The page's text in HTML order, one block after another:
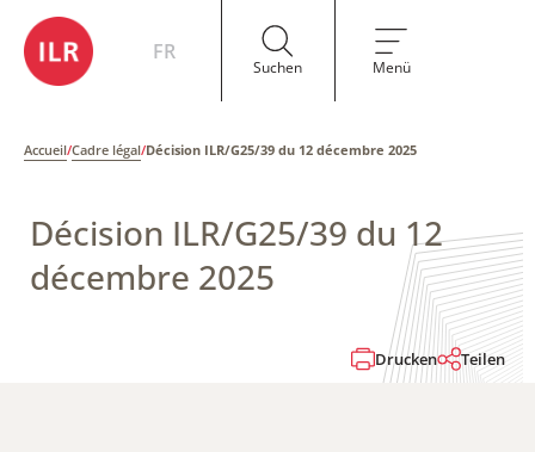
FR
Suchen Menü
Accueil/Cadre légal/Décision ILR/G25/39 du 12 décembre 2025
Décision ILR/G25/39 du 12
décembre 2025
Drucken Teilen